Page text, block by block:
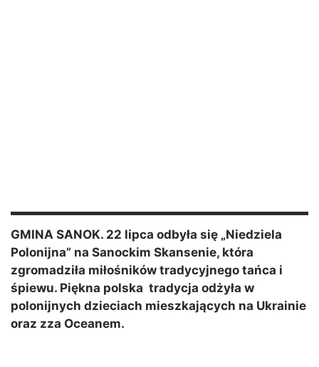
GMINA SANOK. 22 lipca odbyła się „Niedziela
Polonijna” na Sanockim Skansenie, która
zgromadziła miłośników tradycyjnego tańca i
śpiewu. Piękna polska tradycja odżyła w
polonijnych dzieciach mieszkających na Ukrainie
oraz zza Oceanem.